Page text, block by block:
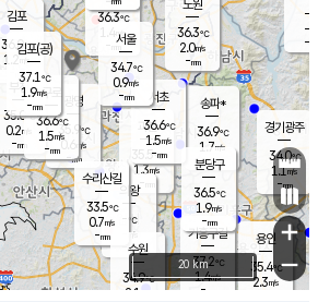
과천
35.5℃
1.3m/s
- mm
용인
35.4℃
2.3m/s
경기광주
34.0℃
1.1m/s
-mm
-
-m/
-
의왕
- ℃
m/s
mm
김포
36.0℃
1.2 m/s
mm
광명
35.9 ℃
0.6 m/s
-mm
부천
35.0℃
0.2m/s
-mm
구로
36.6℃
1.5m/s
-mm
36.3℃
1.4 m/s
- mm
노원
36.3℃
2.0m/s
-mm
송파*
36.9℃
1.7m/s
-mm
서초
36.6℃
1.5m/s
-mm
기흥구갈
37.2℃
1.4m/s
-
수리산길
33.5℃
0.7m/s
-mm
분당구
36.5℃
1.9m/s
-mm
김포(공)
37.1℃
1.9m/s
-mm
수원
34.9℃
2.1 m/s
서울
34.7℃
0.9m/s
-mm
+
−
20 km